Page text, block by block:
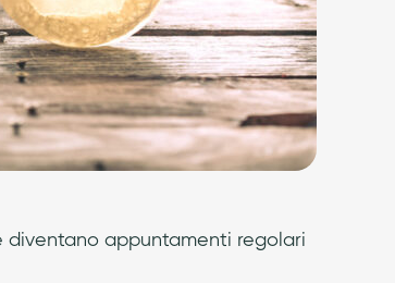
diventano appuntamenti regolari